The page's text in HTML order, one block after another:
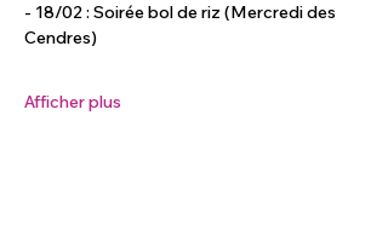
- 18/02 : Soirée bol de riz (Mercredi des
Cendres)
Afficher plus